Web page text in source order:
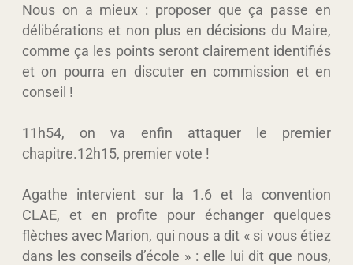
Nous on a mieux : proposer que ça passe en
délibérations et non plus en décisions du Maire,
comme ça les points seront clairement identifiés
et on pourra en discuter en commission et en
conseil !
11h54, on va enfin attaquer le premier
chapitre.12h15, premier vote !
Agathe intervient sur la 1.6 et la convention
CLAE, et en profite pour échanger quelques
flèches avec Marion, qui nous a dit « si vous étiez
dans les conseils d’école » : elle lui dit que nous,